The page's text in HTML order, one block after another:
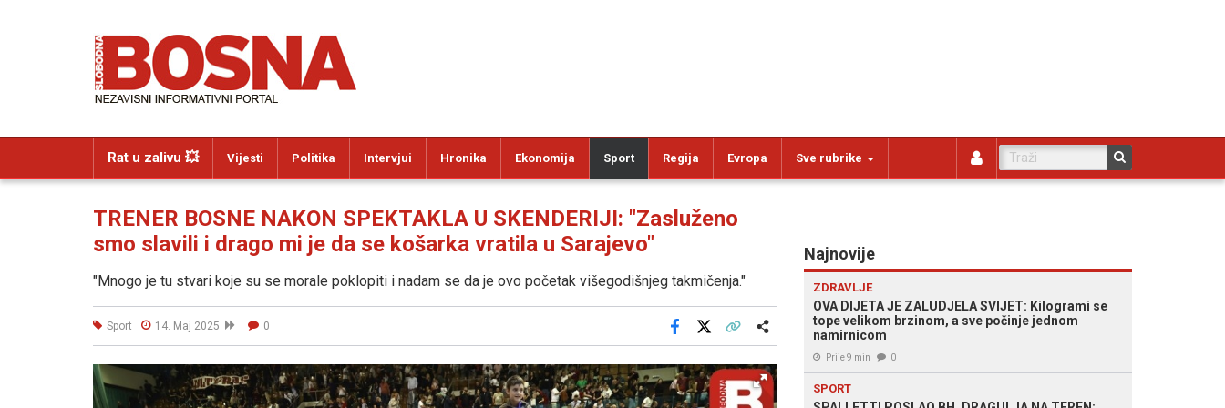
Rat u zalivu 💥 Vijesti Politika Intervjui Hronika Ekonomija Sport Regija Evropa Sve rubrike
TRENER BOSNE NAKON SPEKTAKLA U SKENDERIJI: "Zasluženo
smo slavili i drago mi je da se košarka vratila u Sarajevo"
"Mnogo je tu stvari koje su se morale poklopiti i nadam se da je ovo početak višegodišnjeg takmičenja."
Sport 14. Maj 2025 0
Facebook
Najnovije
ZDRAVLJE
OVA DIJETA JE ZALUDJELA SVIJET: Kilogrami se
tope velikom brzinom, a sve počinje jednom
namirnicom
Prije 9 min 0
SPORT